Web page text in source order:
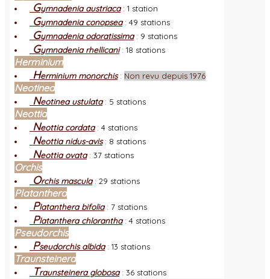
Gymnadenia austriaca: 1 station
Gymnadenia conopsea: 49 stations
Gymnadenia odoratissima: 9 stations
Gymnadenia rhellicani: 18 stations
Herminium
Herminium monorchis: Non revu depuis 1976
Neotinea
Neotinea ustulata: 5 stations
Neottia
Neottia cordata: 4 stations
Neottia nidus-avis: 8 stations
Neottia ovata: 37 stations
Orchis
Orchis mascula: 29 stations
Platanthera
Platanthera bifolia: 7 stations
Platanthera chlorantha: 4 stations
Pseudorchis
Pseudorchis albida: 13 stations
Traunsteinera
Traunsteinera globosa: 36 stations